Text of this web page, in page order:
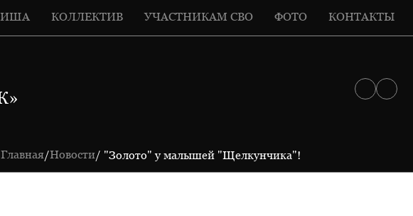
КОЛЛЕКТИВ УЧАСТНИКАМ СВО ФОТО КОНТАКТЫ
Главная/Новости/ "Золото" у малышей "Щелкунчика"!